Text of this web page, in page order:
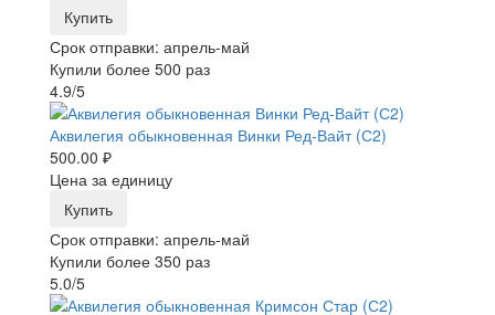
Купить
Срок отправки: апрель-май
Купили более 500 раз
4.9/5
Аквилегия обыкновенная Винки Ред-Вайт (С2)
500.00 ₽
Цена за единицу
Купить
Срок отправки: апрель-май
Купили более 350 раз
5.0/5